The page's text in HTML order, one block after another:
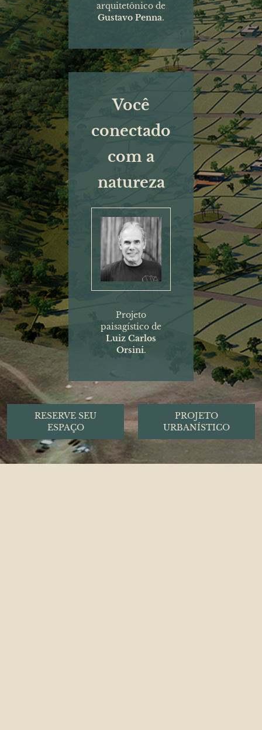
arquitetônico de
Gustavo Penna.
Você
conectado
com a
natureza
Projeto
paisagístico de
Luiz Carlos
Orsini.
RESERVE SEU
ESPAÇO
PROJETO
URBANÍSTICO